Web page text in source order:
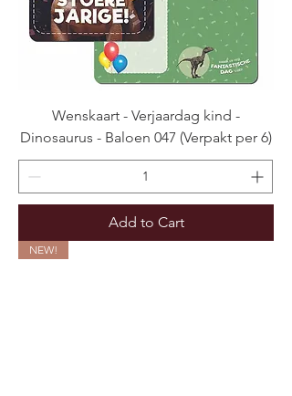
Wenskaart - Verjaardag kind -
Dinosaurus - Baloen 047 (Verpakt per 6)
Add to Cart
NEW!